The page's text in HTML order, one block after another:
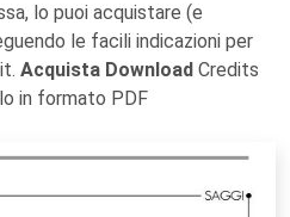
lo puoi acquistare (e
le facili indicazioni per
Acquista Download Credits
in formato PDF